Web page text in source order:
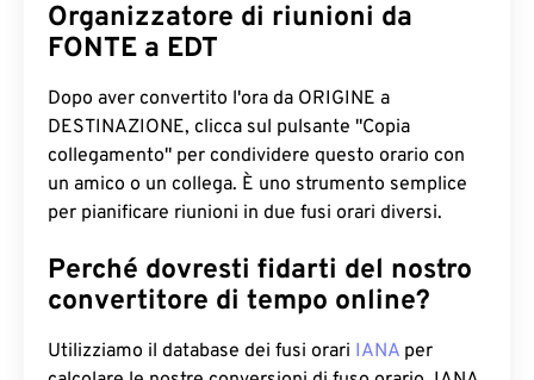
Organizzatore di riunioni da
FONTE a EDT
Dopo aver convertito l'ora da ORIGINE a
DESTINAZIONE, clicca sul pulsante "Copia
collegamento" per condividere questo orario con
un amico o un collega. È uno strumento semplice
per pianificare riunioni in due fusi orari diversi.
Perché dovresti fidarti del nostro
convertitore di tempo online?
Utilizziamo il database dei fusi orari IANA per